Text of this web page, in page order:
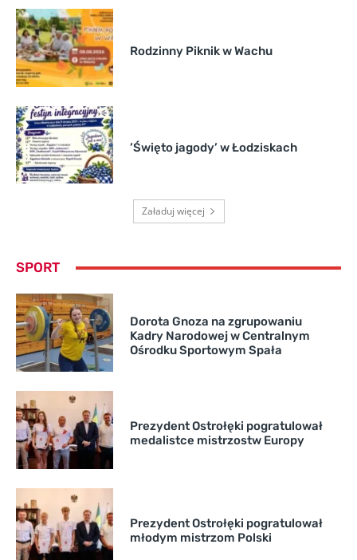
Rodzinny Piknik w Wachu
’Święto jagody’ w Łodziskach
Załaduj więcej
SPORT
Dorota Gnoza na zgrupowaniu
Kadry Narodowej w Centralnym
Ośrodku Sportowym Spała
Prezydent Ostrołęki pogratulował
medalistce mistrzostw Europy
Prezydent Ostrołęki pogratulował
młodym mistrzom Polski